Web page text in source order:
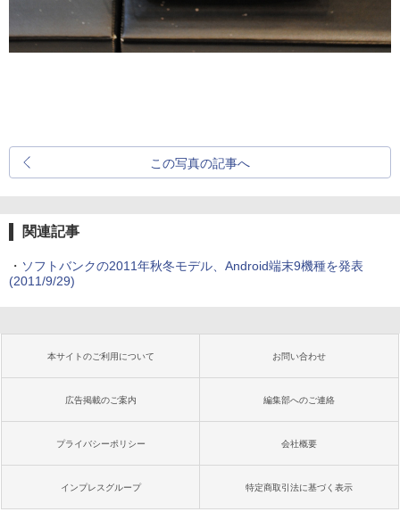
この写真の記事へ
関連記事
・ ソフトバンクの2011年秋冬モデル、Android端末9機種を発表
(2011/9/29)
本サイトのご利用について お問い合わせ
広告掲載のご案内 編集部へのご連絡
プライバシーポリシー 会社概要
インプレスグループ 特定商取引法に基づく表示